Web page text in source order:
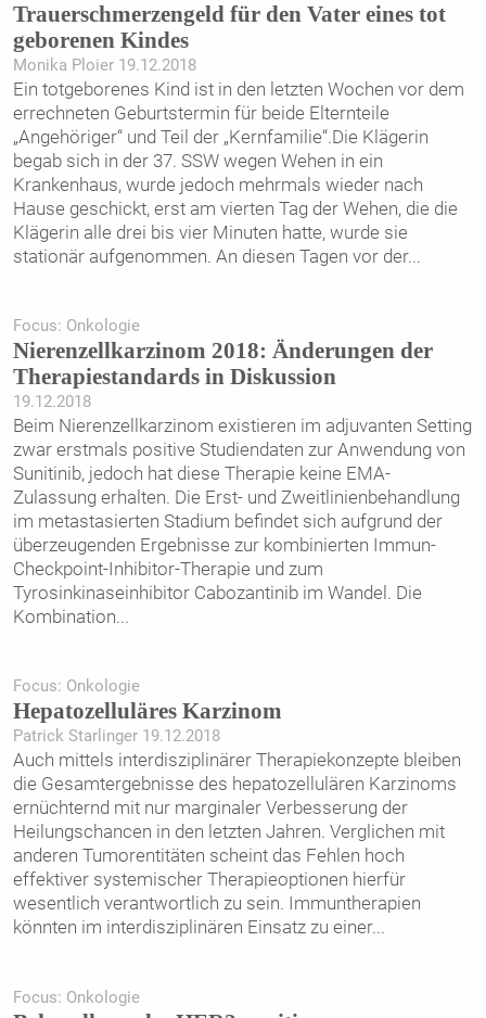
Trauerschmerzengeld für den Vater eines tot
geborenen Kindes
Monika Ploier 19.12.2018
Ein totgeborenes Kind ist in den letzten Wochen vor dem
errechneten Geburtstermin für beide Elternteile
„Angehöriger“ und Teil der „Kernfamilie“.Die Klägerin
begab sich in der 37. SSW wegen Wehen in ein
Krankenhaus, wurde jedoch mehrmals wieder nach
Hause geschickt, erst am vierten Tag der Wehen, die die
Klägerin alle drei bis vier Minuten hatte, wurde sie
stationär aufgenommen. An diesen Tagen vor der...
Focus: Onkologie
Nierenzellkarzinom 2018: Änderungen der
Therapiestandards in Diskussion
19.12.2018
Beim Nierenzellkarzinom existieren im adjuvanten Setting
zwar erstmals positive Studiendaten zur Anwendung von
Sunitinib, jedoch hat diese Therapie keine EMA-
Zulassung erhalten. Die Erst- und Zweitlinienbehandlung
im metastasierten Stadium befindet sich aufgrund der
überzeugenden Ergebnisse zur kombinierten Immun-
Checkpoint-Inhibitor-Therapie und zum
Tyrosinkinaseinhibitor Cabozantinib im Wandel. Die
Kombination...
Focus: Onkologie
Hepatozelluläres Karzinom
Patrick Starlinger 19.12.2018
Auch mittels interdisziplinärer Therapiekonzepte bleiben
die Gesamtergebnisse des hepatozellulären Karzinoms
ernüchternd mit nur marginaler Verbesserung der
Heilungschancen in den letzten Jahren. Verglichen mit
anderen Tumorentitäten scheint das Fehlen hoch
effektiver systemischer Therapieoptionen hierfür
wesentlich verantwortlich zu sein. Immuntherapien
könnten im interdisziplinären Einsatz zu einer...
Focus: Onkologie